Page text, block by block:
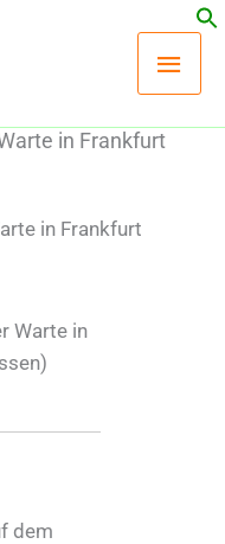
in Frankfurt
in Frankfurt
Warte in
dem